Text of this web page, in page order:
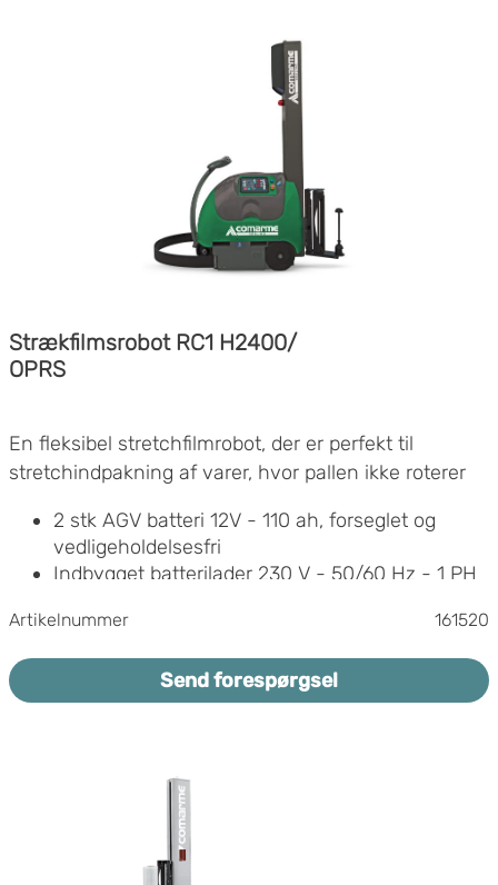
Maksimal indpakningshøjde: 2450mmFilmvogn
med motorforstrækning OPRS- 250%
Variabel hastighed på filmvognen
Manuel stramning for at forstærke
Mulighed for at justere, hvor stramt filmen
trækkes mod pallen
Fotocelle til højdelæsning og for mørke og
glinsende produkter
Individuel indstilling for antal rotationer i
Program for vandtæt indpakning
Elektrisk tilslutning: 230 V - 50/60 Hz - 1 PH, 1,0
KW
Strækfilmsrobot RC1 H2400/
OPRS
En fleksibel stretchfilmrobot, der er perfekt til
stretchindpakning af varer, hvor pallen ikke roterer
2 stk AGV batteri 12V - 110 ah, forseglet og
vedligeholdelsesfri
Indbygget batterilader 230 V - 50/60 Hz - 1 PH
Indstilling af spoleholderhastighed op/ned
individuelt
Mast 2400mm
Individuel indstilling af antal rotationer i
250% og simpelt lastesystem for filmrulle
Mulighed for at justere, hvor stramt filmen
trækkes mod varerne
Fotocelle til højdelæsning og for sorte og blanke
Artikelnummer 161520
Send forespørgsel